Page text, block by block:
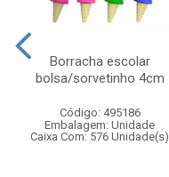
Borracha escolar
bolsa/sorvetinho 4cm
Código: 495186
Embalagem: Unidade
Caixa Com: 576 Unidade(s)